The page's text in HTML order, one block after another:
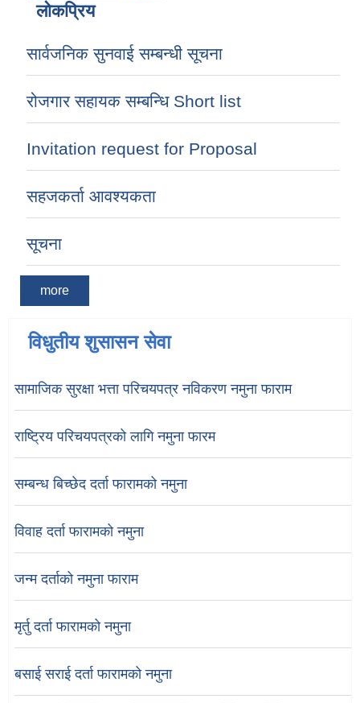
लोकप्रिय
सार्वजनिक सुनवाई सम्बन्धी सूचना
रोजगार सहायक सम्बन्धि Short list
Invitation request for Proposal
सहजकर्ता आवश्यकता
सूचना
more
विधुतीय शुसासन सेवा
सामाजिक सुरक्षा भत्ता परिचयपत्र नविकरण नमुना फाराम
राष्ट्रिय परिचयपत्रको लागि नमुना फारम
सम्बन्ध बिच्छेद दर्ता फारामको नमुना
विवाह दर्ता फारामको नमुना
जन्म दर्ताको नमुना फाराम
मृर्तु दर्ता फारामको नमुना
बसाई सराई दर्ता फारामको नमुना